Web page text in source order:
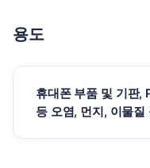
용도
휴대폰 부품 및 기판,
등 오염, 먼지, 이물질